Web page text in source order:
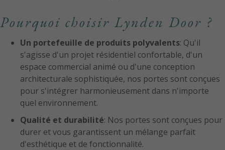
Pourquoi choisir Lynden Door ?
Un portefeuille de produits polyvalents: Qu'il
s'agisse d'un projet résidentiel confortable, d'un
espace commercial animé ou d'une conception
architecturale sophistiquée, nos portes sont conçues
pour s'intégrer harmonieusement dans n'importe
quel environnement.
Qualité et durabilité: Nos portes sont conçues pour
durer et vous garantissent un mélange parfait
d'esthétique et de fonctionnalité.